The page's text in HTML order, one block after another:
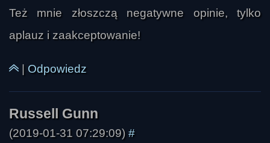
Też mnie złoszczą negatywne opinie, tylko
aplauz i zaakceptowanie!
Odpowiedz
(2019-01-31 07:29:09) #